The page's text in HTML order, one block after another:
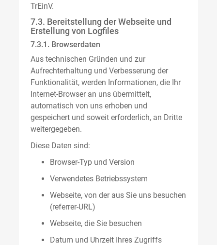
TrEinV.
7.3. Bereitstellung der Webseite und
Erstellung von Logfiles
7.3.1. Browserdaten
Aus technischen Gründen und zur
Aufrechterhaltung und Verbesserung der
Funktionalität, werden Informationen, die Ihr
Internet-Browser an uns übermittelt,
automatisch von uns erhoben und
gespeichert und soweit erforderlich, an Dritte
weitergegeben.
Diese Daten sind:
Browser-Typ und Version
Verwendetes Betriebssystem
Webseite, von der aus Sie uns besuchen
(referrer-URL)
Webseite, die Sie besuchen
Datum und Uhrzeit Ihres Zugriffs